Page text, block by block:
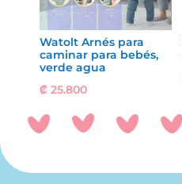
Watolt Arnés para
caminar para bebés,
verde agua
₡ 25.800